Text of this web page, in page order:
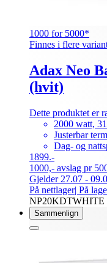
1000 for 5000*
Finnes i flere
Adax Neo
(hvit)
Dette produktet er
2000 watt,
Justerbar
Dag- og
1899.-
1000,- avslag pr
Gjelder 27.07 -
På nettlager| På
NP20KDTWHITE
Sammenlign